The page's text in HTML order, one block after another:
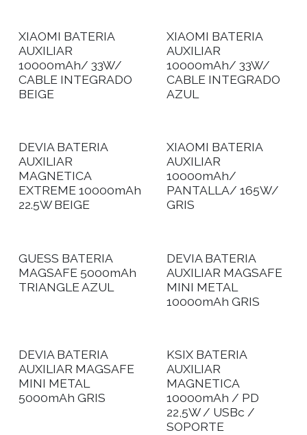
XIAOMI BATERIA
AUXILIAR
10000mAh/ 33W/
CABLE INTEGRADO
BEIGE
XIAOMI BATERIA
AUXILIAR
10000mAh/ 33W/
CABLE INTEGRADO
AZUL
DEVIA BATERIA
AUXILIAR
MAGNETICA
EXTREME 10000mAh
22.5W BEIGE
XIAOMI BATERIA
AUXILIAR
10000mAh/
PANTALLA/ 165W/
GRIS
GUESS BATERIA
MAGSAFE 5000mAh
TRIANGLE AZUL
DEVIA BATERIA
AUXILIAR MAGSAFE
MINI METAL
10000mAh GRIS
DEVIA BATERIA
AUXILIAR MAGSAFE
MINI METAL
5000mAh GRIS
KSIX BATERIA
AUXILIAR
MAGNETICA
10000mAh / PD
22,5W / USBc /
SOPORTE